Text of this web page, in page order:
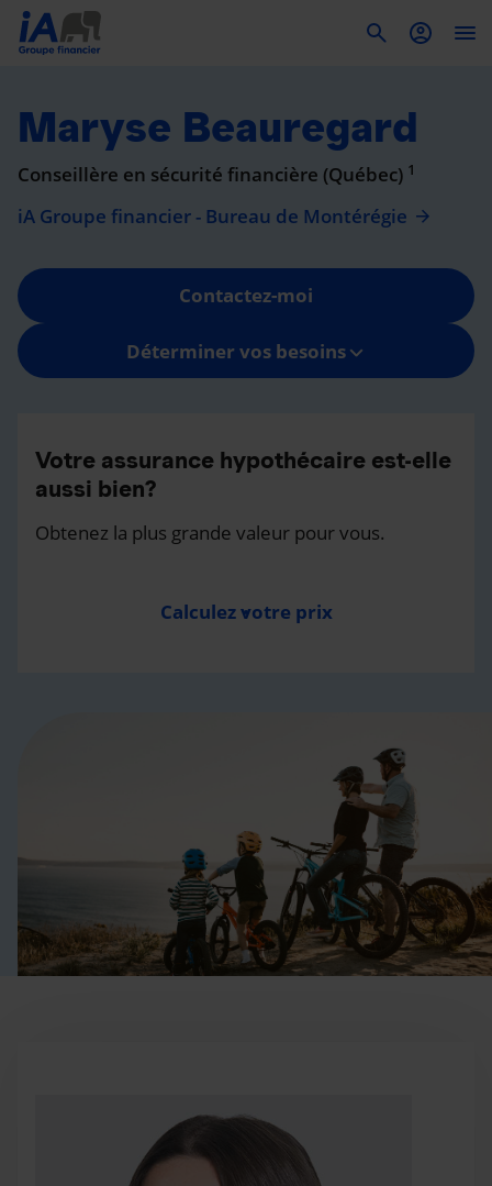
Maryse Beauregard
Conseillère en sécurité financière (Québec) 1
iA Groupe financier - Bureau de Montérégie
Contactez-moi
Déterminer vos besoins
Votre assurance hypothécaire est-elle
aussi bien?
Obtenez la plus grande valeur pour vous.
Calculez votre prix